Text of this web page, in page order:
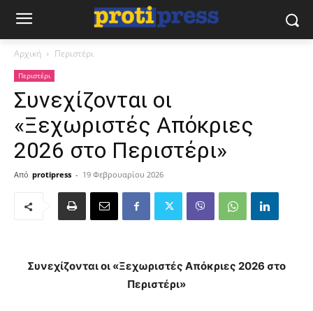
Αρχική Περιστέρι
Περιστέρι
Συνεχίζονται οι
«Ξεχωριστές Απόκριες
2026 στο Περιστέρι»
Από protipress - 19 Φεβρουαρίου 2026
Συνεχίζονται οι «Ξεχωριστές Απόκριες 2026 στο
Περιστέρι»